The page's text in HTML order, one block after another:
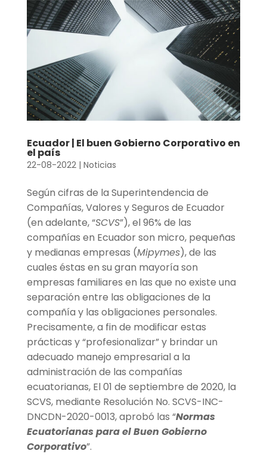
Ecuador | El buen Gobierno Corporativo en
el país
22-08-2022| Noticias
Según cifras de la Superintendencia de
Compañías, Valores y Seguros de Ecuador
(en adelante, “SCVS”), el 96% de las
compañías en Ecuador son micro, pequeñas
y medianas empresas (Mipymes), de las
cuales éstas en su gran mayoría son
empresas familiares en las que no existe una
separación entre las obligaciones de la
compañía y las obligaciones personales.
Precisamente, a fin de modificar estas
prácticas y “profesionalizar” y brindar un
adecuado manejo empresarial a la
administración de las compañías
ecuatorianas, El 01 de septiembre de 2020, la
SCVS, mediante Resolución No. SCVS-INC-
DNCDN-2020-0013, aprobó las “Normas
Ecuatorianas para el Buen Gobierno
Corporativo”.